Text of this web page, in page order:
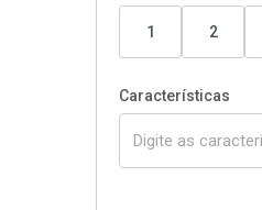
1 2
Características